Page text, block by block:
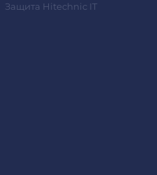
Защита Hitechnic IT